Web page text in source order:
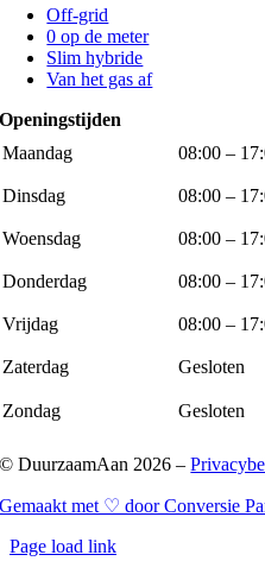
Off-grid
0 op de meter
Slim hybride
Van het gas af
Openingstijden
Maandag
08:00 –
Dinsdag 08:00 –
Woensdag 08:00 –
Donderdag 08:00 –
Vrijdag 08:00 –
Zaterdag Gesloten
Zondag Gesloten
© DuurzaamAan 2026 –
Gemaakt met ♡ door Conversie
Page load link